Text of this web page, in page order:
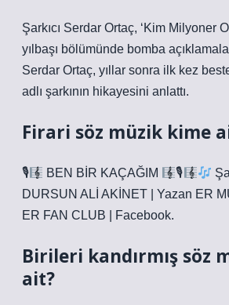
Şarkıcı Serdar Ortaç, ‘Kim Milyoner
yılbaşı bölümünde bomba
Serdar Ortaç, yıllar sonra ilk kez
adlı şarkının hikayesini anlattı.
Firari söz müzik kime
🎙 BEN BİR KAÇAĞIM 🎙
DURSUN ALİ AKİNET | Yazan ER
ER FAN CLUB | Facebook.
Birileri kandırmış söz
ait?